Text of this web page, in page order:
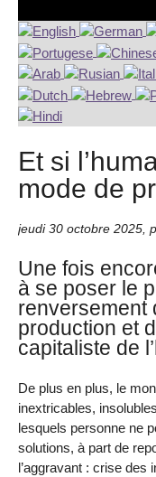
Et si
mode de
jeudi 30 octobre 2025
Une fois
à se poser le
renversement
production et
capitaliste de
De plus en plus, le
inextricables,
lesquels personne ne
solutions, à part de
l’aggravant : crise